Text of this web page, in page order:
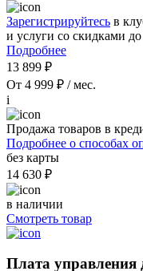
Зарегистрируйтесь в
и услуги со скидками
Подробнее
13 899 ₽
От 4 999 ₽ / мес.
i
Продажа товаров в
Подробнее о способах
без карты
14 630 ₽
в наличии
Смотреть товар
Плата